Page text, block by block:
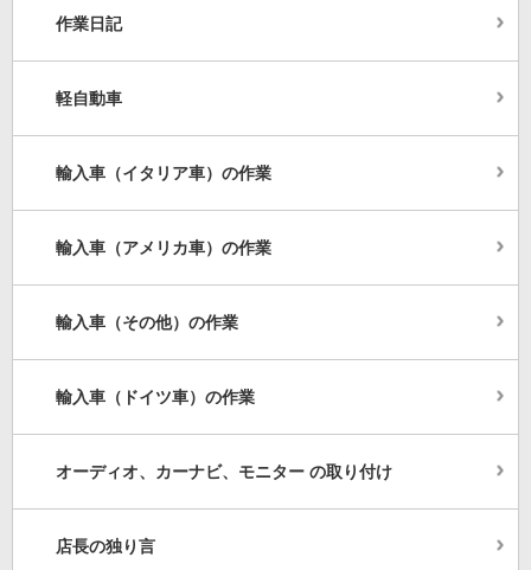
作業日記
軽自動車
輸入車（イタリア車）の作業
輸入車（アメリカ車）の作業
輸入車（その他）の作業
輸入車（ドイツ車）の作業
オーディオ、カーナビ、モニター の取り付け
店長の独り言